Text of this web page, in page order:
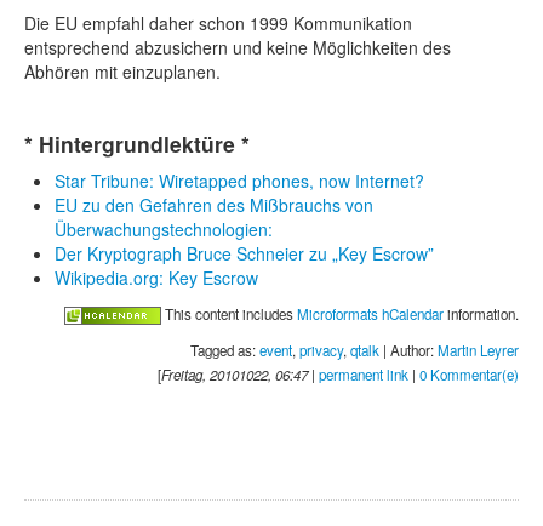
Die EU empfahl daher schon 1999 Kommunikation
entsprechend abzusichern und keine Möglichkeiten des
Abhören mit einzuplanen.
* Hintergrundlektüre *
Star Tribune: Wiretapped phones, now Internet?
EU zu den Gefahren des Mißbrauchs von
Überwachungstechnologien:
Der Kryptograph Bruce Schneier zu „Key Escrow”
Wikipedia.org: Key Escrow
This content includesMicroformats hCalendarinformation.
Tagged as:event, privacy, qtalk | Author:Martin Leyrer
[Freitag, 20101022, 06:47| permanent link | 0 Kommentar(e)